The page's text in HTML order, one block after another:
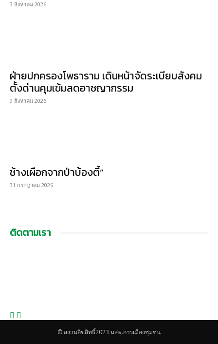
3 สิงหาคม 2026
ฝ่ายปกครองโพธาราม เดินหน้าจัดระเบียบสังคม
ตั้งด่านคุมเข้มลดอาชญากรรม
9 สิงหาคม 2026
ช้างเผือกจากป่าบ้องตี้”
31 กรกฎาคม 2026
ติดตามเรา
© สงวนลิขสิทธิ์2023 นสพ.การเมืองชุมชน